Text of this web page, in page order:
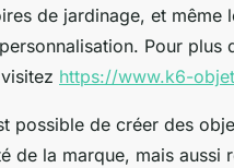
de jardinage, et même
Pour
https://www.k6-
possible de créer des
de la marque, mais aussi